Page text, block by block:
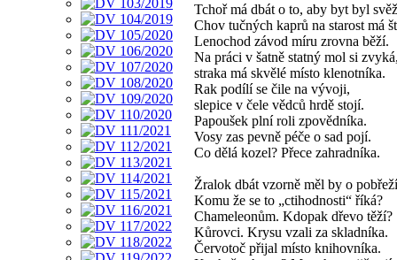
Tchoř má dbát o to, aby byt byl
Chov tučných kaprů na starost má
Lenochod závod míru zrovna běží.
Na práci v šatně statný mol si
straka má skvělé místo klenotníka.
Rak podílí se čile na vývoji,
slepice v čele vědců hrdě stojí.
Papoušek plní roli zpovědníka.
Vosy zas pevně péče o sad pojí.
Co dělá kozel? Přece zahradníka.
Žralok dbát vzorně měl by o
Komu že se to „ctihodnosti“ říká?
Chameleonům. Kdopak dřevo těží?
Kůrovci. Krysu vzali za skladníka.
Červotoč přijal místo knihovníka.